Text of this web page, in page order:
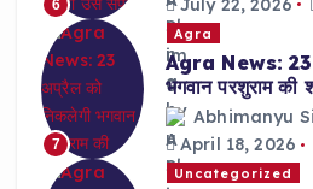
6
July 22, 2026
7
Agra
Agra News: 23
भगवान परशुराम की
Abhimanyu
April 18, 2026
Uncategorized